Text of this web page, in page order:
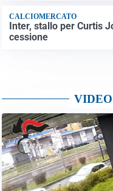
CALCIOMERCATO
Inter, stallo per Curtis
cessione